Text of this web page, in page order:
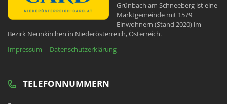
Grünbach am Schneeberg ist eine
Marktgemeinde mit 1579
Einwohnern (Stand 2020) im
Bezirk Neunkirchen in Niederösterreich, Österreich.
Impressum
Datenschutzerklärung
TELEFONNUMMERN